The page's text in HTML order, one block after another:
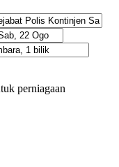
perniagaan